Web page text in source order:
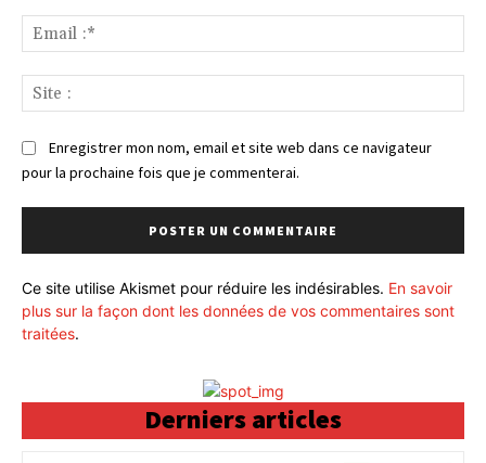
:*
:
Enregistrer mon nom, email et site web dans ce navigateur
pour la prochaine fois que je commenterai.
Ce site utilise Akismet pour réduire les indésirables. En savoir
plus sur la façon dont les données de vos commentaires sont
traitées.
Derniers articles